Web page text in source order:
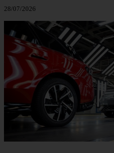
28/07/2026